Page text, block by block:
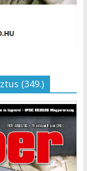
(349.)